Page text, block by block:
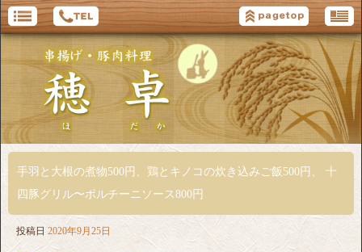
手羽と大根の煮物500円、鶏とキノコの炊き込みご飯500円、 十
四豚グリル〜ポルチーニソース800円
投稿日 2020年9月25日